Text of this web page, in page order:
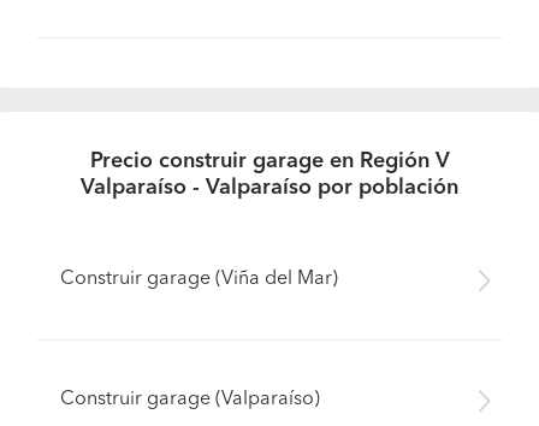
Precio construir garage en Región V
Valparaíso - Valparaíso por población
Construir garage (Viña del Mar)
Construir garage (Valparaíso)